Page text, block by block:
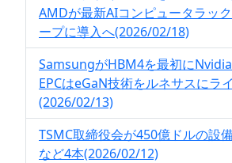
AMDが最新AIコンピュータラッ
ープに導入へ(2026/02/18)
SamsungがHBM4を最初に
EPCはeGaN技術をルネサスにラ
(2026/02/13)
TSMC取締役会が450億ドルの設
など4本(2026/02/12)